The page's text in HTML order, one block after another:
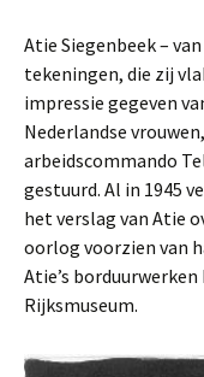
Atie Siegenbeek –
tekeningen, die zij
impressie gegeven
Nederlandse
arbeidscommando
gestuurd. Al in 1945
het verslag van Atie
oorlog voorzien van
Atie’s
Rijksmuseum.